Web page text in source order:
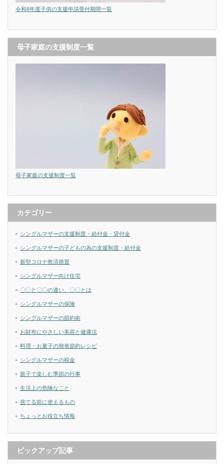
令和6年度子供の支援申請受付期間一覧
母子家庭の支援制度一覧
母子家庭の支援制度一覧
カテゴリー
シングルマザーの支援制度・給付金・貸付金
シングルマザーの子どもの為の支援制度・給付金
新型コロナ救済措置
シングルマザー向け住宅
〇〇と〇〇の違い、〇〇とは
シングルマザーの保険
シングルマザーの節約術
お財布にやさしい美容と健康法
料理・お菓子の簡単節約レシピ
シングルマザーの税金
親子で楽しむ季節の行事
生活上の危険なこと
捨てる前に使えるもの
ちょっとお役立ち情報
ピックアップ記事